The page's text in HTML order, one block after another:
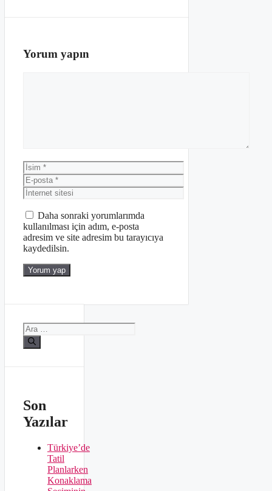
Yorum yapın
İsim
E-
posta
İnternet
sitesi
Daha sonraki yorumlarımda
kullanılması için adım, e-posta
adresim ve site adresim bu tarayıcıya
kaydedilsin.
için
ara
Son
Yazılar
Türkiye’de
Tatil
Planlarken
Konaklama